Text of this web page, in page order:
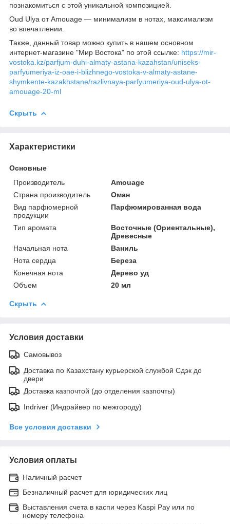
познакомиться с этой уникальной композицией.
Oud Ulya от Amouage — минимализм в нотах, максимализм
во впечатлении.
Также, данный товар можно купить в нашем основном
интернет-магазине "Мир Востока" по этой ссылке: https://mir-
vostoka.kz/parfjum-duhi-almaty-astana-kazahstan/uniseks-
parfyumeriya-iz-oae-i-blizhnego-vostoka-v-almaty-astane-
shymkente-kazakhstane/razlivnaya-parfyumeriya-oud-ulya-ot-
amouage-20-ml
Скрыть
Характеристики
Основные
Производитель
Amouage
Страна производитель
Оман
Вид парфюмерной
продукции
Парфюмированная вода
Тип аромата
Восточные (Ориентальные),
Древесные
Начальная нота
Ваниль
Нота сердца
Береза
Конечная нота
Дерево уд
Объем
20 мл
Скрыть
Условия доставки
Самовывоз
Доставка по Казахстану курьерской службой Сдэк до
двери
Доставка казпочтой (до отделения казпочты)
Indriver (Индрайвер по межгороду)
Все условия доставки
Условия оплаты
Наличный расчет
Безналичный расчет для юридических лиц
Выставления счета в каспи через Kaspi Pay или по
номеру телефона